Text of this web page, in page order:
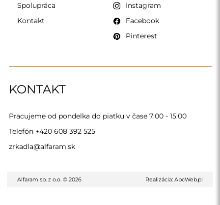
KONTAKT
Pracujeme od pondelka do piatku v čase 7:00 - 15:00
Telefón +420 608 392 525
zrkadla@alfaram.sk
Spolupráca
Kontakt
Instagram
Facebook
Pinterest
Alfaram sp. z o.o. © 2026 Realizácia: AbcWeb.pl